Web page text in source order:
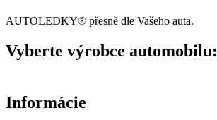
AUTOLEDKY® přesně dle Vašeho auta.
Vyberte výrobce automobilu:
Informácie